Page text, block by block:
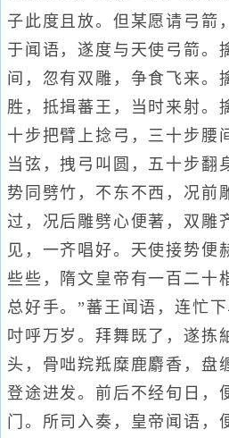
子此度且放。但某愿请弓箭
于闻语，遂度与天使弓箭。
间，忽有双雕，争食飞来。
胜，抵揖蕃王，当时来射。
十步把臂上捻弓，三十步腰
当弦，拽弓叫圆，五十步翻
势同劈竹，不东不西，况前
过，况后雕劈心便著，双雕
见，一齐唱好。天使接势便
些些，隋文皇帝有一百二十
总好手。”蕃王闻语，连忙
吋呼万岁。拜舞既了，遂拣
头，骨咄羦羝糜鹿麝香，盘
登途进发。前后不经旬日，
门。所司入奏，皇帝闻语，